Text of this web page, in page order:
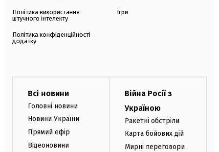
Політика використання
штучного інтелекту
Політика конфіденційності
додатку
Ігри
Всі новини
Головні новини
Новини України
Прямий ефір
Відеоновини
Війна Росії з
Україною
Ракетні обстріли
Карта бойових дій
Мирні переговори